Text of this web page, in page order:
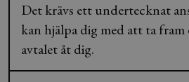
Det krävs ett undertecknat
kan hjälpa dig med att ta fram
avtalet åt dig.